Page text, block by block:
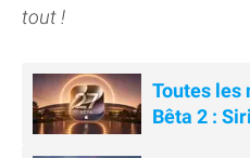
tout !
Toutes les
Bêta 2 :